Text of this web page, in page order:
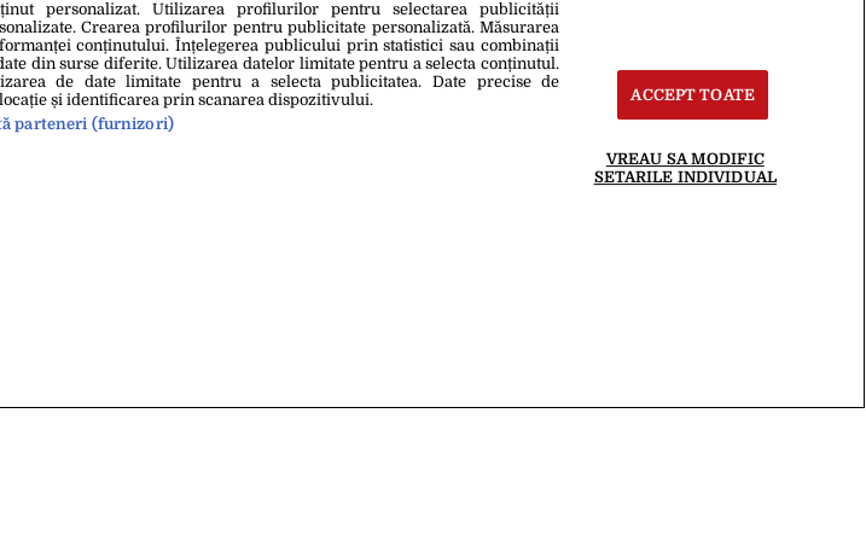
telefoane
CookiesPolitica De ConfidențialitateTermeni Și Condiții
personalizat. Utilizarea profilurilor pentru selectarea publicității
Crearea profilurilor pentru publicitate personalizată. Măsurarea
conținutului. Înțelegerea publicului prin statistici sau combinații
din surse diferite. Utilizarea datelor limitate pentru a selecta conținutul.
de date limitate pentru a selecta publicitatea. Date precise de
și identificarea prin scanarea dispozitivului.
parteneri (furnizori)
ACCEPT TOATE
VREAU SA MODIFIC
SETARILE INDIVIDUAL